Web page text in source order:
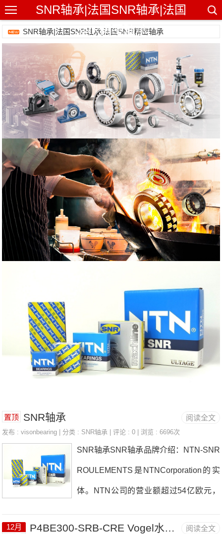
SNR轴承|法国SNR轴承|法国
SNR精密轴承
SNR轴承|法国SNR轴承|法国SNR精密轴承
阅读全文
置顶 SNR轴承
发布 :visonbearing | 分类 : SNR轴承 | 评论 : 0 | 浏览 : 6696次
SNR轴承SNR轴承品牌介绍：NTN-SNR
ROULEMENTS是NTNCorporation的实
体。NTN公司的营业额超过54亿欧元，
二)的设计，开发和制造的全球领导者之
阅读全文
12月
P4BE300-SRB-CRE Vogel水库 LINCOLN 91048